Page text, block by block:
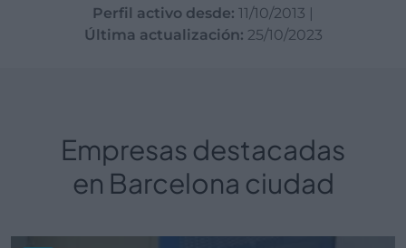
Perfil activo desde: 11/10/2013
Última actualización: 25/10/2023
Empresas destacadas
en Barcelona ciudad